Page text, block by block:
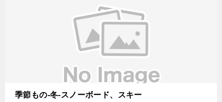
季節もの-冬-スノーボード、スキー